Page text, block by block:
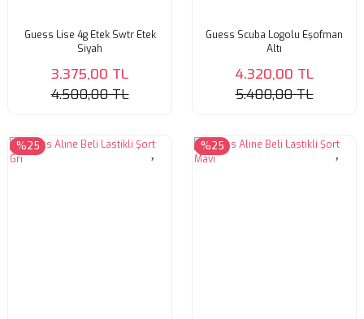
Guess Lise 4g Etek Swtr Etek
Siyah
3.375,00 TL
4.500,00 TL
Guess Scuba Logolu Eşofman
Altı
4.320,00 TL
5.400,00 TL
%25 %25